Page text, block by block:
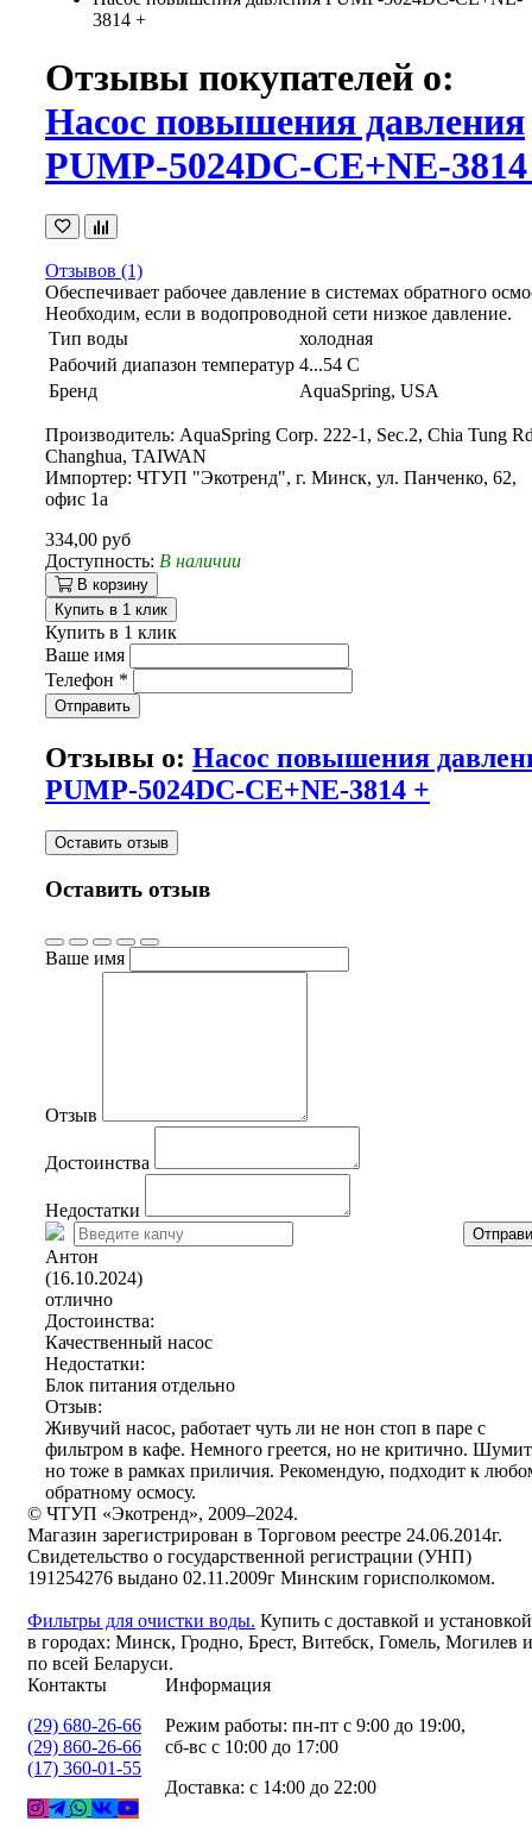
3814 +
Отзывы покупателей о:
Насос повышения давления
PUMP-5024DC-CE+NE-
Отзывов (1)
Обеспечивает рабочее давление в системах обратного
Необходим, если в водопроводной сети низкое давление.
Тип воды
холодная
Рабочий диапазон температур 4...54 С
Бренд
AquaSpring, USA
Производитель: AquaSpring Corp. 222-1, Sec.2, Chia Tung
Changhua, TAIWAN
Импортер: ЧТУП "Экотренд", г. Минск, ул. Панченко, 62,
офис 1а
334,00 руб
Доступность: В наличии
В корзину
Купить в 1 клик
Купить в 1 клик
Ваше имя
Телефон *
Отправить
Отзывы о: Насос повышения
PUMP-5024DC-CE+NE-3814 +
Оставить отзыв
Оставить отзыв
Ваше имя
Отзыв
Достоинства
Недостатки
Антон
(16.10.2024)
отлично
Достоинства:
Качественный насос
Недостатки:
Блок питания отдельно
Отзыв:
Живучий насос, работает чуть ли не нон стоп в паре с
фильтром в кафе. Немного греется, но не критично.
но тоже в рамках приличия. Рекомендую, подходит к
обратному осмосу.
© ЧТУП «Экотренд», 2009–2024.
Магазин зарегистрирован в Торговом реестре 24.06.2014г.
Свидетельство о государственной регистрации (УНП)
191254276 выдано 02.11.2009г Минским горисполкомом.
Фильтры для очистки воды. Купить с доставкой и установкой
в городах: Минск, Гродно, Брест, Витебск, Гомель, Могилев и
по всей Беларуси.
Контакты
(29) 680-26-66
(29) 860-26-66
(17) 360-01-55
Информация
Режим работы: пн-пт с 9:00 до 19:00,
сб-вс с 10:00 до 17:00
Доставка: с 14:00 до 22:00